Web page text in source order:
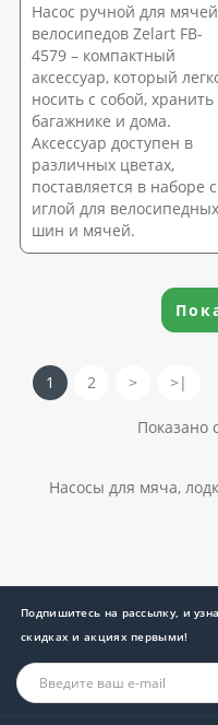
Насос ручной для
велосипедов Zelart FB-
4579 – компактный
аксессуар, который
носить с собой, хранить
багажнике и дома.
Аксессуар доступен в
различных цветах,
поставляется в наборе с
иглой для велосипедных
шин и мячей.
1 2 > >|
Показано
Насосы для мяча,
Подпишитесь на рассылку, и
скидках и акциях первыми!